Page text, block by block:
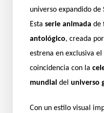
universo expandido de
Esta serie animada de
antológico, creada por
estrena en exclusiva el
coincidencia con la
mundial del universo
Con un estilo visual